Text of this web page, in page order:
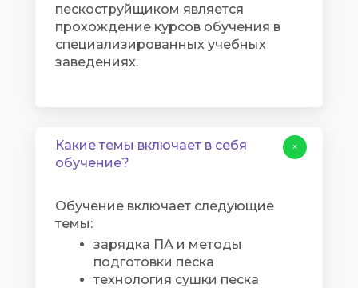
пескоструйщиком является
прохождение курсов обучения в
специализированных учебных
заведениях.
Какие темы включает в себя
обучение?
Обучение включает следующие
темы:
зарядка ПА и методы
подготовки песка
технология сушки песка
+